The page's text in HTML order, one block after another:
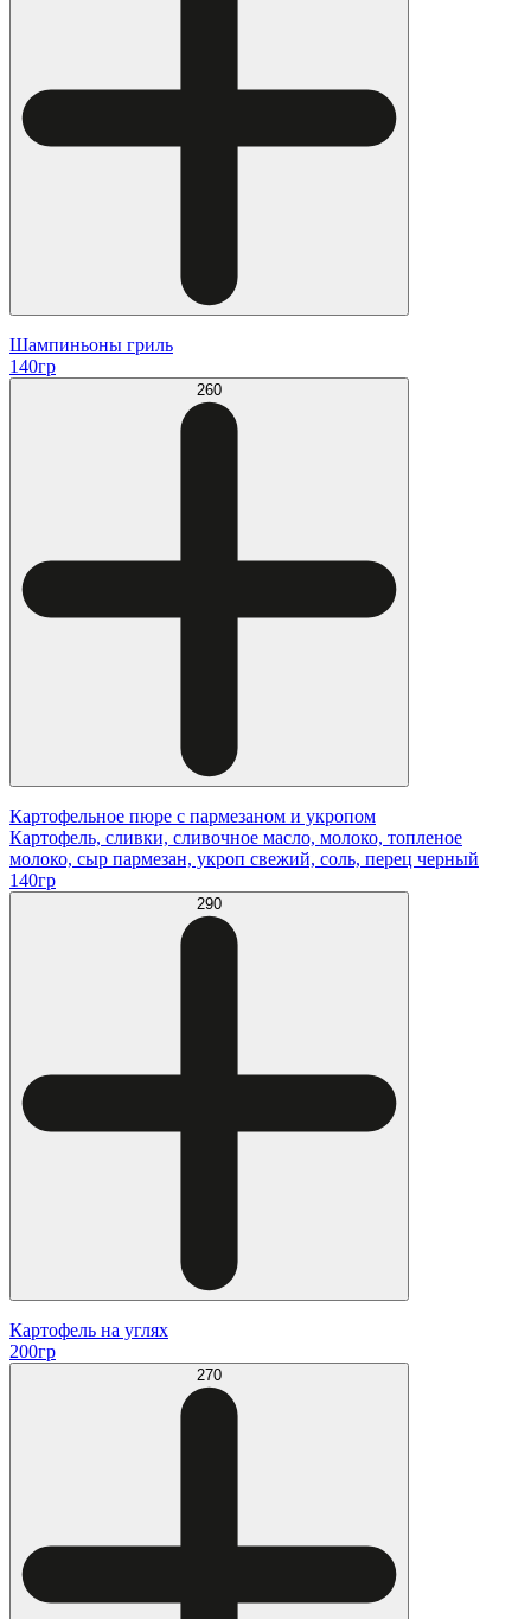
Шампиньоны гриль
140гр
260
Картофельное пюре с пармезаном и укропом
Картофель, сливки, сливочное масло, молоко, топленое
молоко, сыр пармезан, укроп свежий, соль, перец черный
140гр
290
Картофель на углях
200гр
270